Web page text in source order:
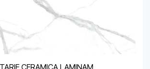
CERAMICA LAMINAM